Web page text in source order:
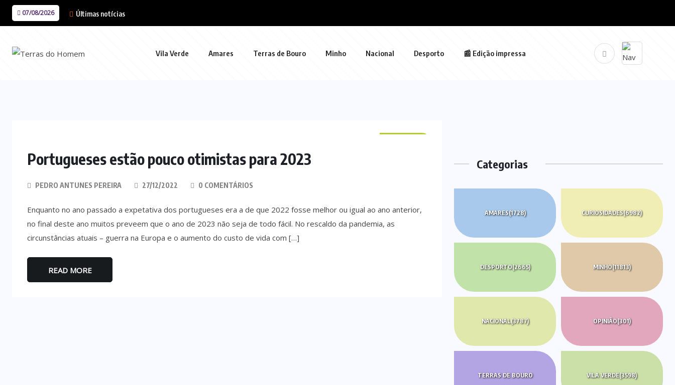
07/08/2026 Últimas notícias
Vila Verde Amares Terras de Bouro Minho Nacional Desporto 📰 Edição impressa
Portugueses estão pouco otimistas para 2023
PEDRO ANTUNES PEREIRA 27/12/2022 0 COMENTÁRIOS
Enquanto no ano passado a expetativa dos portugueses era a de que 2022 fosse melhor ou igual ao ano anterior,
no final deste ano muitos preveem que o ano de 2023 não seja de todo fácil. No rescaldo da pandemia, as
circunstâncias atuais – guerra na Europa e o aumento do custo de vida com […]
READ MORE
Categorias
AMARES(1728) CURIOSIDADES(6982)
DESPORTO(2665) MINHO(11813)
NACIONAL(3787) OPINIÃO(301)
TERRAS DE BOURO
VILA VERDE(3598)